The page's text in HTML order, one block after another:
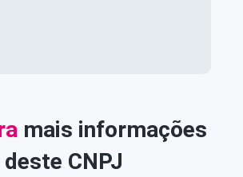
mais informações
deste CNPJ